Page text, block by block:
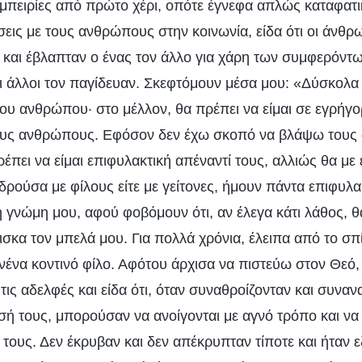
από πρώτο χέρι, οπότε έγνεφα απλώς
με τους ανθρώπους στην κοινωνία, είδα ότι οι
έβλαπταν ο ένας τον άλλο για χάρη των
άλλοι τον παγίδευαν. Σκεφτόμουν μέσα μου: «Δύσκολα
ανθρώπου· στο μέλλον, θα πρέπει να είμαι σε
ανθρώπους. Εφόσον δεν έχω σκοπό να βλάψω τους
να είμαι επιφυλακτική απέναντί τους, αλλιώς θα με
με φίλους είτε με γείτονες, ήμουν πάντα
μου, αφού φοβόμουν ότι, αν έλεγα κάτι λάθος,
τον μπελά μου. Για πολλά χρόνια, έλειπα από το
κοντινό φίλο. Αφότου άρχισα να πιστεύω στον
αδελφές και είδα ότι, όταν συναθροίζονταν και
τους, μπορούσαν να ανοίγονται με αγνό τρόπο και να
Δεν έκρυβαν και δεν απέκρυπταν τίποτε και ήταν